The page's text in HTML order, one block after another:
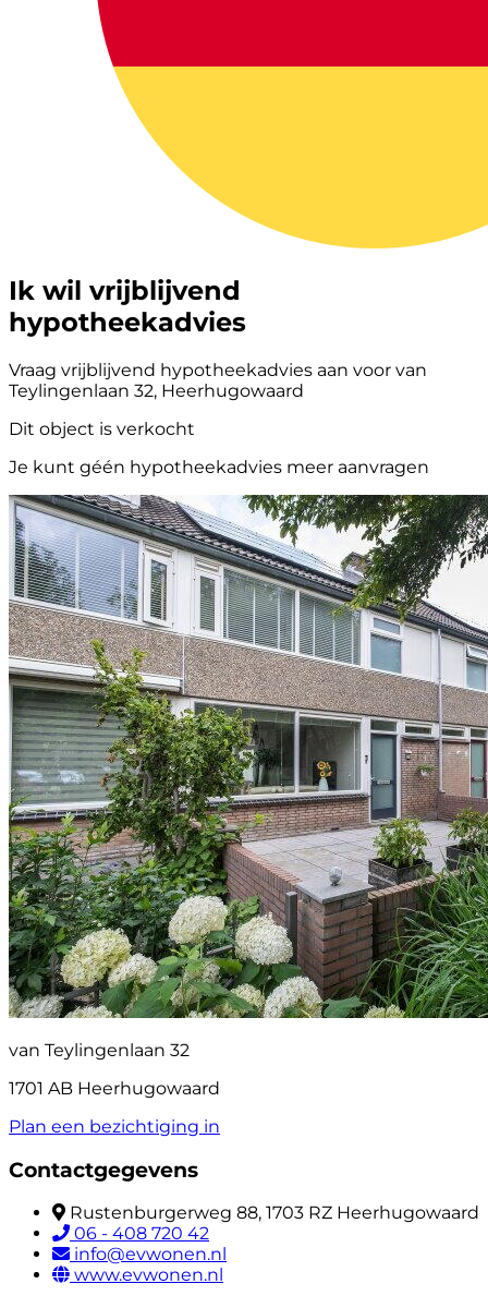
Ik wil vrijblijvend
hypotheekadvies
Vraag vrijblijvend hypotheekadvies aan voor van
Teylingenlaan 32, Heerhugowaard
Dit object is verkocht
Je kunt géén hypotheekadvies meer aanvragen
van Teylingenlaan 32
1701 AB Heerhugowaard
Plan een bezichtiging in
Contactgegevens
Rustenburgerweg 88, 1703 RZ Heerhugowaard
06 - 408 720 42
info@evwonen.nl
www.evwonen.nl